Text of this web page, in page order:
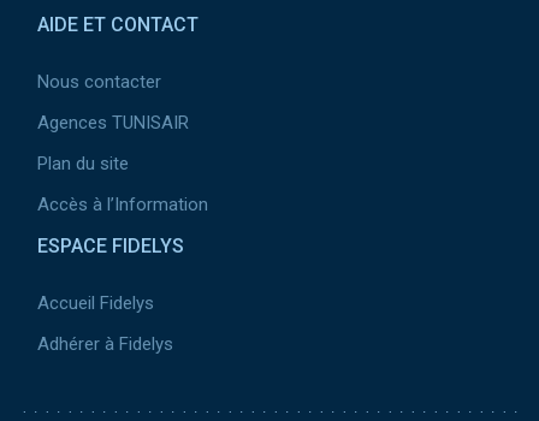
AIDE ET CONTACT
Nous contacter
Agences TUNISAIR
Plan du site
Accès à l’Information
ESPACE FIDELYS
Accueil Fidelys
Adhérer à Fidelys